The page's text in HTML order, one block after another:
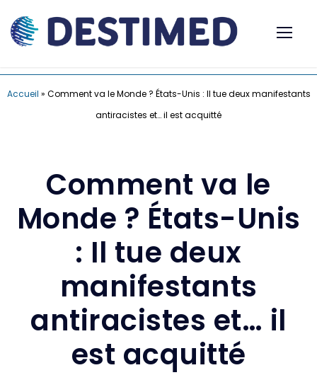
Accueil » Comment va le Monde ? États-Unis : Il tue deux manifestants
antiracistes et… il est acquitté
Comment va le
Monde ? États-Unis
: Il tue deux
manifestants
antiracistes et… il
est acquitté